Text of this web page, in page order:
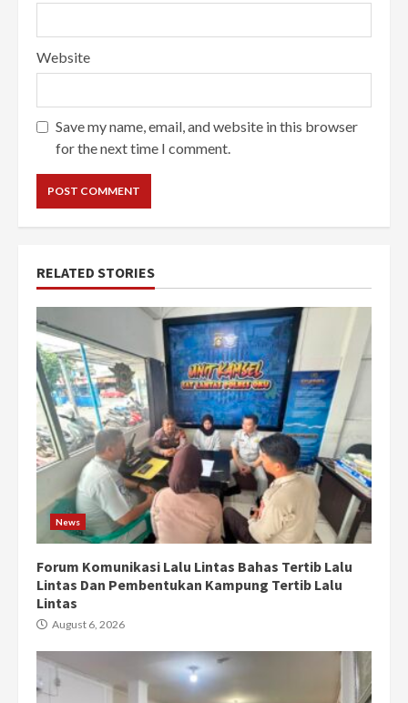
Website
Save my name, email, and website in this browser
for the next time I comment.
RELATED STORIES
News
Forum Komunikasi Lalu Lintas Bahas Tertib Lalu
Lintas Dan Pembentukan Kampung Tertib Lalu
Lintas
August 6, 2026